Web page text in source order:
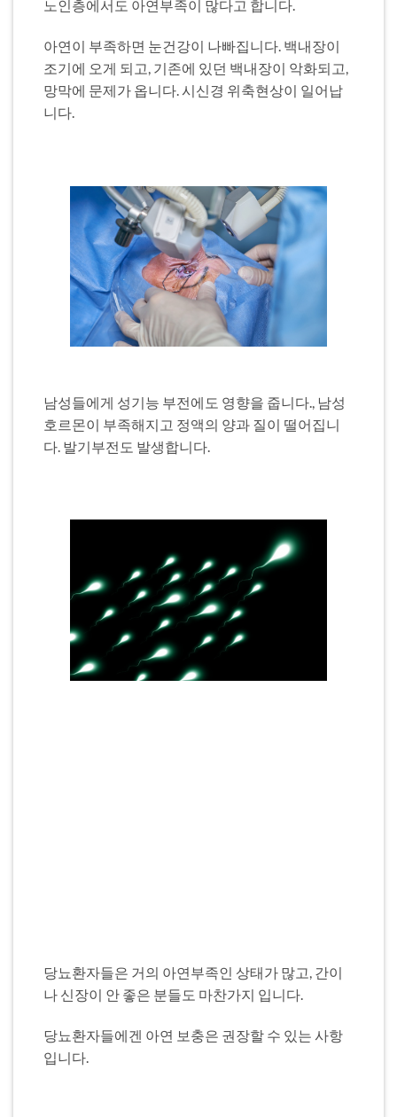
노인층에서도 아연부족이 많다고 합니다.
아연이 부족하면 눈건강이 나빠집니다. 백내장이
조기에 오게 되고, 기존에 있던 백내장이 악화되고,
망막에 문제가 옵니다. 시신경 위축현상이 일어납
니다.
남성들에게 성기능 부전에도 영향을 줍니다., 남성
호르몬이 부족해지고 정액의 양과 질이 떨어집니
다. 발기부전도 발생합니다.
당뇨환자들은 거의 아연부족인 상태가 많고, 간이
나 신장이 안 좋은 분들도 마찬가지 입니다.
당뇨환자들에겐 아연 보충은 권장할 수 있는 사항
입니다.